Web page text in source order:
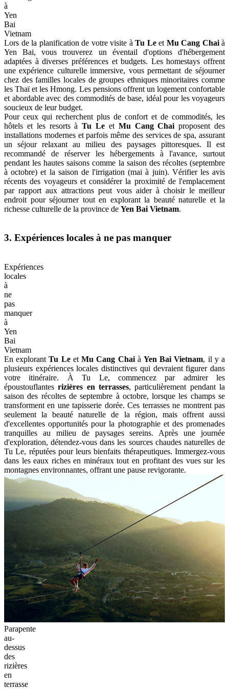
Tu
Le
et
Mu
Cang
Chai
Pour atteindreTu LeetMu Cang Chaidepuis Hanoï, vous avez
plusieurs options de voyage. En voiture, le trajet jusqu'à Tu Le est
d'environ 250 km, soit 5-6 heures, tandis que la route vers Mu Cang
Chai fait approximativement 300 km et prend 7-8 heures. Des bus
partant des gares de My Dinh ou Giap Bat à Hanoï peuvent vous
emmener à l'une ou l'autre destination, avec des temps de trajet de 6-
7 heures pour Tu Le et 8-9 heures pour Mu Cang Chai.
Alternativement, vous pouvez prendre un train d'Hanoï à la ville de
Yen Bai, puis continuer en bus ou en taxi pendant 2-3 heures jusqu'à
Tu Le ou 4-5 heures jusqu'àMu Cang Chai Yen Bai. Une autre
option pratique est de réserver un voyage organisé auprès d'une
agence de voyage vietnamienne, qui peut gérer toute la logistique et
fournir des visites guidées. Les meilleures périodes pour visiter sont
pendant la saison des récoltes (septembre - octobre) ou la saison de
l'irrigation (mai - juin). Assurez-vous que votre véhicule est préparé
pour les routes montagneuses et réservez vos hébergements à
l'avance.
2. Options d'hébergement
Options
d'hébergement
à
Yen
Bai
Vietnam
Lors de la planification de votre visite àTu LeetMu Cang Chaià
Yen Bai, vous trouverez un éventail d'options d'hébergement
adaptées à diverses préférences et budgets. Les homestays offrent
une expérience culturelle immersive, vous permettant de séjourner
chez des familles locales de groupes ethniques minoritaires comme
les Thaï et les Hmong. Les pensions offrent un logement confortable
et abordable avec des commodités de base, idéal pour les voyageurs
Pour ceux qui recherchent plus de confort et de commodités, les
hôtels et les resorts à
Tu Le Mu Cang Chai
installations modernes et parfois même des services de spa, assurant
un séjour relaxant au milieu des paysages pittoresques. Il est
recommandé de réserver les hébergements à l'avance, surtout
pendant les hautes saisons comme la saison des récoltes (septembre
à octobre) et la saison de l'irrigation (mai à juin). Vérifier les avis
récents des voyageurs et considérer la proximité de l'emplacement
par rapport aux attractions peut vous aider à choisir le meilleur
endroit pour séjourner tout en explorant la beauté naturelle et la
richesse culturelle de la province de
3. Expériences locales à ne pas manquer